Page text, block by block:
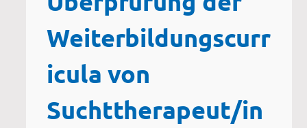
Weiterbildungscurr
icula von
Suchttherapeut/in